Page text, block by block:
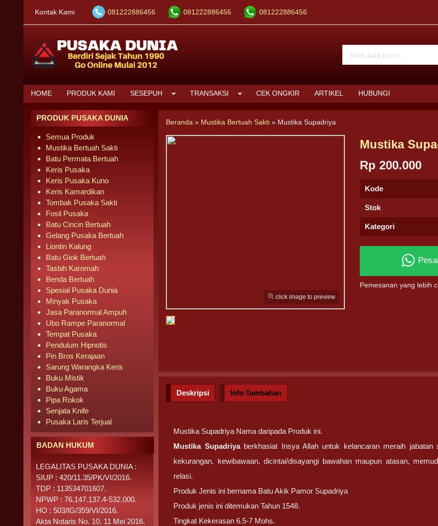
Kontak Kami 081222886456 081222886456 081222886456
HOME PRODUK KAMI SESEPUH TRANSAKSI CEK ONGKIR ARTIKEL HUBUNGI
Beranda » Mustika Bertuah Sakti » Mustika Supadriya
click image to preview
Mustika
Rp 200.000
Kode
Stok
Kategori
Pemesanan yang lebih
Deskripsi Info Tambahan
Mustika Supadriya Nama daripada Produk ini.
Mustika Supadriyaberkhasiat Insya Allah untuk kelancaran meraih jabatan
kekurangan, kewibawaan, dicintai/disayangi bawahan maupun atasan,
relasi.
Produk Jenis ini bernama Batu Akik Pamor Supadriya
Produk jenis ini ditemukan Tahun 1548.
Tingkat Kekerasan 6.5-7 Mohs.
PRODUK PUSAKA DUNIA
Semua Produk
Mustika Bertuah Sakti
Batu Permata Bertuah
Keris Pusaka
Keris Pusaka Kuno
Keris Kamardikan
Tombak Pusaka Sakti
Fosil Pusaka
Batu Cincin Bertuah
Gelang Pusaka Bertuah
Liontin Kalung
Batu Giok Bertuah
Tasbih Karomah
Benda Bertuah
Spesial Pusaka Dunia
Minyak Pusaka
Jasa Paranormal Ampuh
Ubo Rampe Paranormal
Tempat Pusaka
Pendulum Hipnotis
Pin Bros Kerajaan
Sarung Warangka Keris
Buku Mistik
Buku Agama
Pipa Rokok
Senjata Knife
Pusaka Laris Terjual
BADAN HUKUM
LEGALITAS PUSAKA DUNIA :
SIUP : 420/11.35/PK/VI/2016.
TDP : 113534701607.
NPWP : 76.147.137.4-532.000.
HO : 503/IG/359/VI/2016.
Akta Notaris No. 10. 11 Mei 2016.